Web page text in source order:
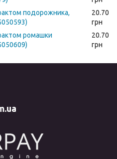
подорожника,
20.70
грн
ромашки
20.70
грн